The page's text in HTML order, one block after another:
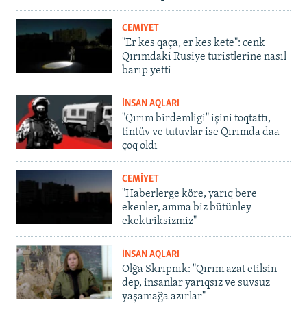
CEMİYET
"Er kes qaça, er kes kete": cenk
Qırımdaki Rusiye turistlerine nasıl
barıp yetti
İNSAN AQLARI
"Qırım birdemligi" işini toqtattı,
tintüv ve tutuvlar ise Qırımda daa
çoq oldı
CEMİYET
"Haberlerge köre, yarıq bere
ekenler, amma biz bütünley
ekektriksizmiz"
İNSAN AQLARI
Olğa Skrıpnık: "Qırım azat etilsin
dep, insanlar yarıqsız ve suvsuz
yaşamağa azırlar"